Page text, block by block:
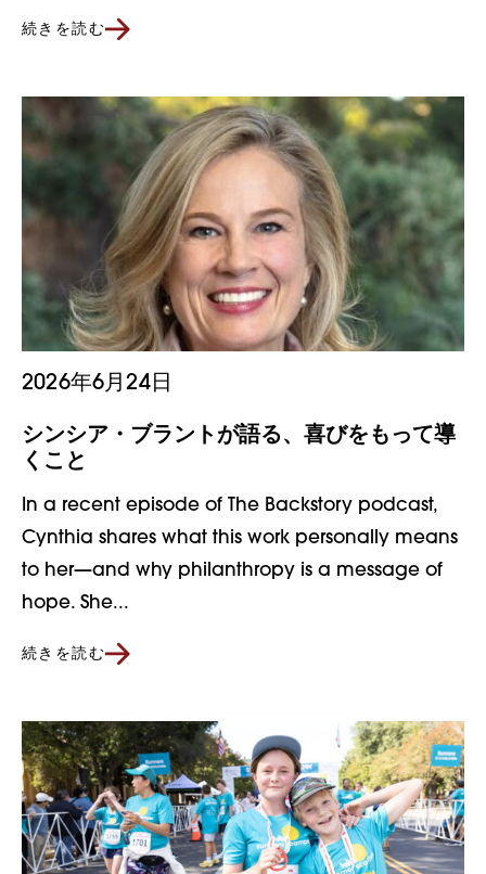
続きを読む
2026年6月24日
シンシア・ブラントが語る、喜びをもって導
くこと
In a recent episode of The Backstory podcast,
Cynthia shares what this work personally means
to her—and why philanthropy is a message of
hope. She...
続きを読む